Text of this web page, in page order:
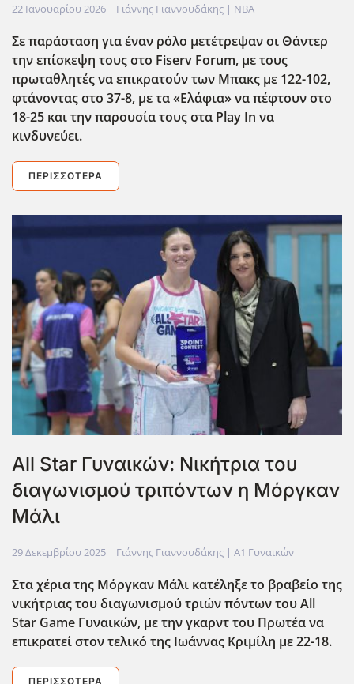
22 Ιανουαρίου 2026 | Γιάννης Γιαννουδάκης | NBA
Σε παράσταση για έναν ρόλο μετέτρεψαν οι Θάντερ
την επίσκεψη τους στο Fiserv Forum, με τους
πρωταθλητές να επικρατούν των Μπακς με 122-102,
φτάνοντας στο 37-8, με τα «Ελάφια» να πέφτουν στο
18-25 και την παρουσία τους στα Play In να
κινδυνεύει.
ΠΕΡΙΣΣΌΤΕΡΑ
All Star Γυναικών: Νικήτρια του
διαγωνισμού τριπόντων η Μόργκαν
Μάλι
29 Δεκεμβρίου 2025 | Γιάννης Γιαννουδάκης | Α1 Γυναικών
Στα χέρια της Μόργκαν Μάλι κατέληξε το βραβείο της
νικήτριας του διαγωνισμού τριών πόντων του All
Star Game Γυναικών, με την γκαρντ του Πρωτέα να
επικρατεί στον τελικό της Ιωάννας Κριμίλη με 22-18.
ΠΕΡΙΣΣΌΤΕΡΑ